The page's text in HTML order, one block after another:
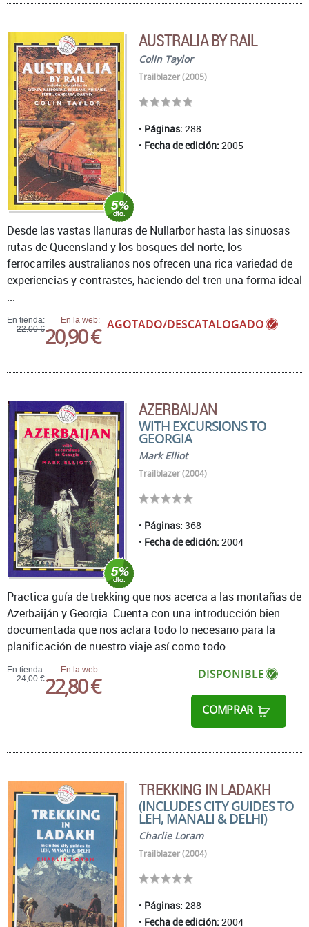
AUSTRALIA BY RAIL
Colin Taylor
Trailblazer (2005)
Páginas: 288
Fecha de edición: 2005
En tienda:
22,00 €
En la web:
20,90 € AGOTADO/DESCATALOGADO
Desde las vastas llanuras de Nullarbor hasta las sinuosas
rutas de Queensland y los bosques del norte, los
ferrocarriles australianos nos ofrecen una rica variedad de
experiencias y contrastes, haciendo del tren una forma ideal
...
AZERBAIJAN
WITH EXCURSIONS TO
GEORGIA
Mark Elliot
Trailblazer (2004)
Páginas: 368
Fecha de edición: 2004
En tienda:
24,00 €
En la web:
22,80 € DISPONIBLE
COMPRAR
Practica guía de trekking que nos acerca a las montañas de
Azerbaiján y Georgia. Cuenta con una introducción bien
documentada que nos aclara todo lo necesario para la
planificación de nuestro viaje así como todo ...
TREKKING IN LADAKH
(INCLUDES CITY GUIDES TO
LEH, MANALI & DELHI)
Charlie Loram
Trailblazer (2004)
Páginas: 288
Fecha de edición: 2004